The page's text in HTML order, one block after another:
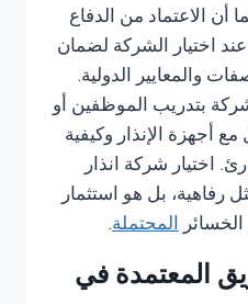
أن الاعتماد من الدفاع
اختيار الشركة لضمان
والمعايير الدولية.
بتدريب الموظفين أو
أجهزة الإنذار وكيفية
اختيار شركة انذار
رفاهية، بل هو استثمار
المحتملة.
المعتمدة في